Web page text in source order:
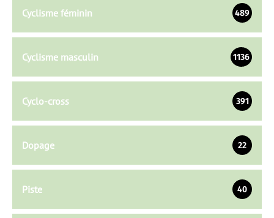
Cyclisme féminin 489
Cyclisme masculin 1136
Cyclo-cross 391
Dopage 22
Piste 40